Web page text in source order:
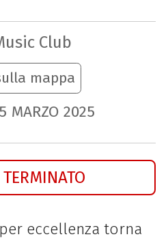
Club
mappa
MARZO 2025
TERMINATO
eccellenza torna